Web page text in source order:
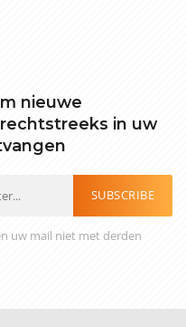
nieuwe
in uw
SUBSCRIBE
uw mail niet met derden